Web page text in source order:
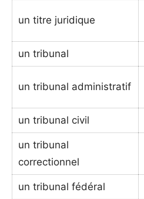
un titre juridique
un tribunal
un tribunal administratif
un tribunal civil
un tribunal
correctionnel
un tribunal fédéral